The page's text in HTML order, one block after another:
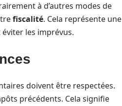
à d’autres modes de
fiscalité. Cela représente une
les imprévus.
doivent être respectées.
précédents. Cela signifie